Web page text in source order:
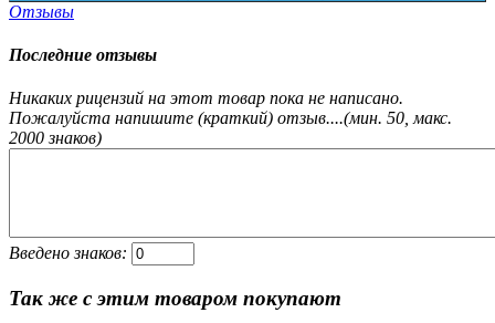
Отзывы
Последние отзывы
Никаких рицензий на этот товар пока не написано.
Пожалуйста напишите (краткий) отзыв....(мин. 50, макс.
2000 знаков)
Введено знаков:
Так же с этим товаром покупают